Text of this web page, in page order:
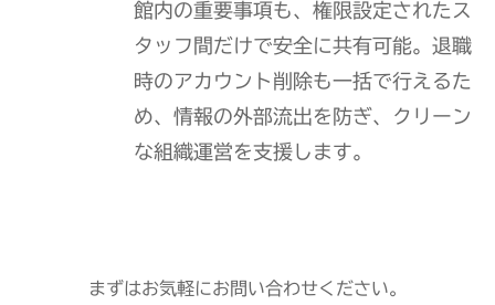
館内の重要事項も、権限設定されたス
タッフ間だけで安全に共有可能。退職
時のアカウント削除も一括で行えるた
め、情報の外部流出を防ぎ、クリーン
な組織運営を支援します。
まずはお気軽にお問い合わせください。